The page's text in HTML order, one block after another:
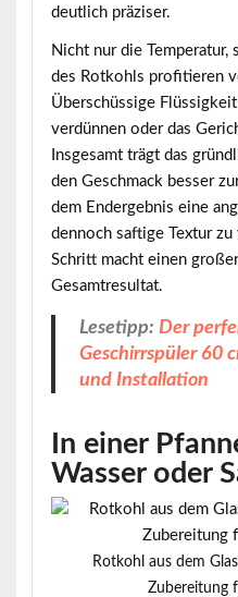
deutlich präziser.
Nicht nur die Temperatur,
des Rotkohls profitieren
Überschüssige
verdünnen oder das
Insgesamt trägt das
den Geschmack besser
dem Endergebnis eine
dennoch saftige Textur
Schritt macht einen
Gesamtresultat.
Lesetipp:Der
Geschirrspüler 60
und Installation
In einer
Wasser oder
Rotkohl aus dem
Zubereitung